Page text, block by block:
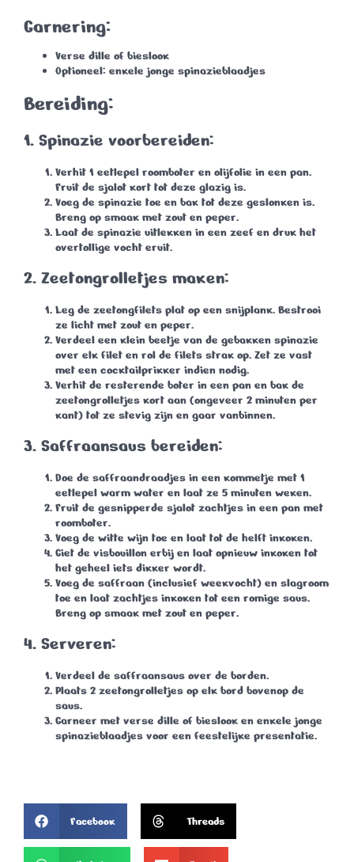
Garnering:
Verse dille of bieslook
Optioneel: enkele jonge spinazieblaadjes
Bereiding:
1. Spinazie voorbereiden:
Verhit 1 eetlepel roomboter en olijfolie in een pan.
Fruit de sjalot kort tot deze glazig is.
Voeg de spinazie toe en bak tot deze geslonken is.
Breng op smaak met zout en peper.
Laat de spinazie uitlekken in een zeef en druk het
overtollige vocht eruit.
2. Zeetongrolletjes maken:
Leg de zeetongfilets plat op een snijplank. Bestrooi
ze licht met zout en peper.
Verdeel een klein beetje van de gebakken spinazie
over elk filet en rol de filets strak op. Zet ze vast
met een cocktailprikker indien nodig.
Verhit de resterende boter in een pan en bak de
zeetongrolletjes kort aan (ongeveer 2 minuten per
kant) tot ze stevig zijn en gaar vanbinnen.
3. Saffraansaus bereiden:
Doe de saffraandraadjes in een kommetje met 1
eetlepel warm water en laat ze 5 minuten weken.
Fruit de gesnipperde sjalot zachtjes in een pan met
roomboter.
Voeg de witte wijn toe en laat tot de helft inkoken.
Giet de visbouillon erbij en laat opnieuw inkoken tot
het geheel iets dikker wordt.
Voeg de saffraan (inclusief weekvocht) en slagroom
toe en laat zachtjes inkoken tot een romige saus.
Breng op smaak met zout en peper.
4. Serveren:
Verdeel de saffraansaus over de borden.
Plaats 2 zeetongrolletjes op elk bord bovenop de
saus.
Garneer met verse dille of bieslook en enkele jonge
spinazieblaadjes voor een feestelijke presentatie.
Facebook Threads